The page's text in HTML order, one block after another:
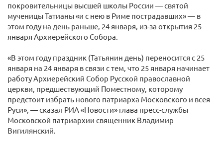
покровительницы высшей школы России — святой
мученицы Татианы «и с нею в Риме пострадавших» — в
этом году на день раньше, 24 января, из-за открытия 25
января Архиерейского Собора.
«В этом году праздник (Татьянин день) переносится с 25
января на 24 января в связи с тем, что 25 января начинает
работу Архиерейский Собор Русской православной
церкви, предшествующий Поместному, которому
предстоит избрать нового патриарха Московского и всея
Руси», — сказал РИА «Новости» глава пресс-службы
Московской патриархии священник Владимир
Вигилянский.